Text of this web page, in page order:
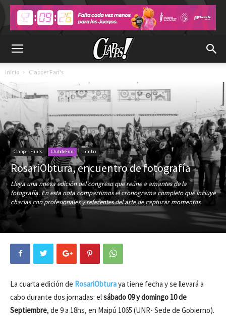
Inicio Clapper Fan's
Clapper Fan's ClubdeFun Limbo
RosariObtura, encuentro de fotografía
Llega una nueva edición del congreso que reúne a amantes de la
fotografía. En esta nota compartimos el cronograma completo que incluye
charlas con profesionales y referentes del arte de capturar momentos.
La cuarta edición de RosariObturaya tiene fecha y se llevará a
cabo durante dos jornadas: elsábado 09 y domingo 10 de
Septiembre, de 9 a 18hs, en Maipú 1065 (UNR- Sede de Gobierno).